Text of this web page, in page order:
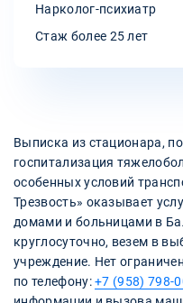
Нарколог-психиатр
Стаж более 25 лет
Выписка из стационара,
госпитализация
особенных условий
Трезвость» оказывает
домами и больницами в
круглосуточно, везем в
учреждение. Нет
по телефону:+7 (958) 798-